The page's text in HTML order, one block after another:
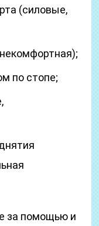
(силовые,
по стопе;
за помощью и